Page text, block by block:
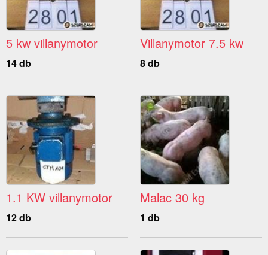
5 kw villanymotor
14 db
Villanymotor 7.5 kw
8 db
1.1 KW villanymotor
12 db
Malac 30 kg
1 db